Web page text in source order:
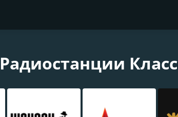
Радиостанции